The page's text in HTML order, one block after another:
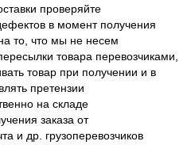
проверяйте
в момент получения
то, что мы не несем
товара перевозчиками,
товар при получении и в
претензии
на складе
заказа от
и др. грузоперевозчиков